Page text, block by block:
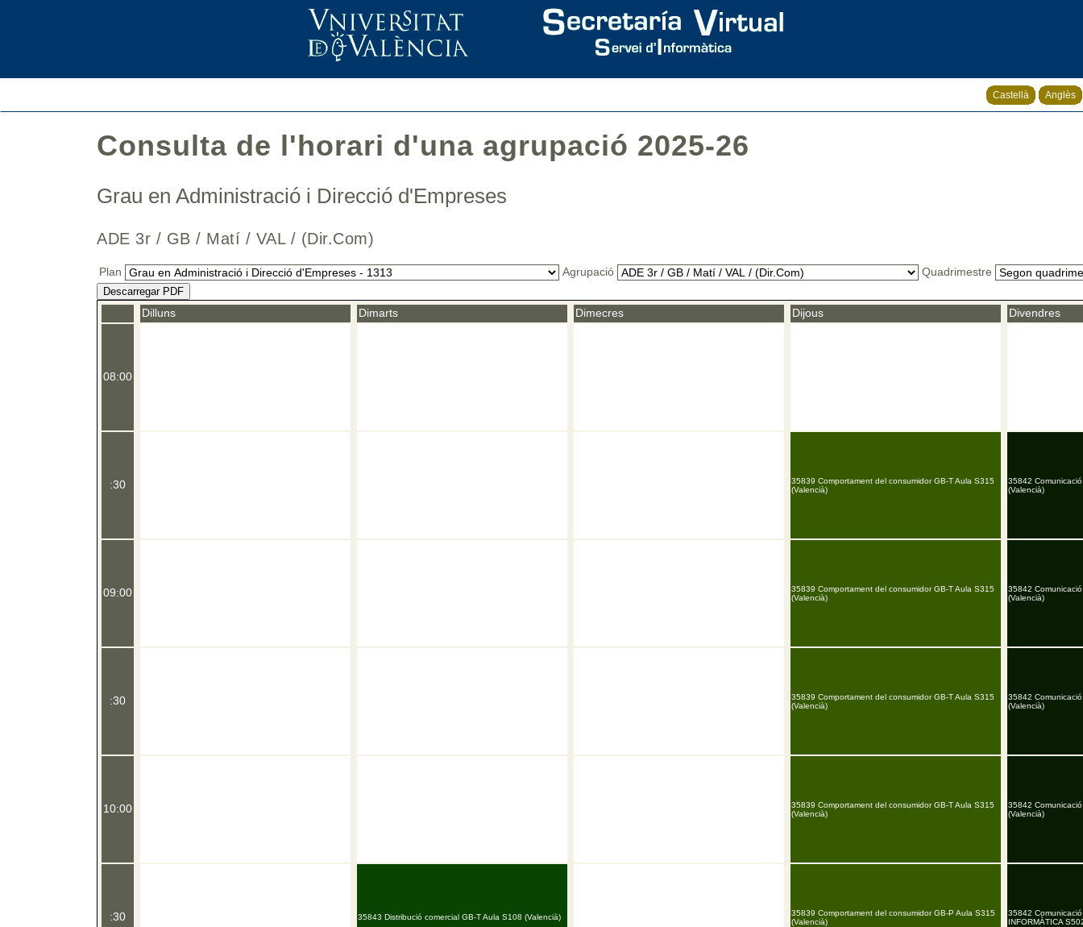
Castellà Anglès
Consulta de l'horari d'una agrupació 2025-26
Grau en Administració i Direcció d'Empreses
ADE 3r / GB / Matí / VAL / (Dir.Com)
Plan Agrupació Quadrimestre
Descarregar PDF
08:00
:30
09:00
:30
10:00
:30
Dilluns Dimarts
35843 Distribució comercial GB-T Aula S108 (Valencià)
Dimecres Dijous
35839 Comportament del consumidor GB-T Aula S315
(Valencià)
35839 Comportament del consumidor GB-T Aula S315
(Valencià)
35839 Comportament del consumidor GB-T Aula S315
(Valencià)
35839 Comportament del consumidor GB-T Aula S315
(Valencià)
35839 Comportament del consumidor GB-P Aula S315
(Valencià)
Divendres
35842
(Valencià)
35842
(Valencià)
35842
(Valencià)
35842
(Valencià)
35842
INFORMÀTICA